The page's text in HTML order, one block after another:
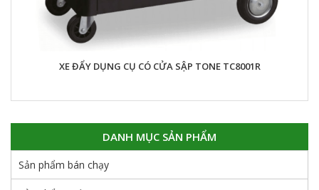
XE ĐẨY DỤNG CỤ CÓ CỬA SẬP TONE TC8001R
DANH MỤC SẢN PHẨM
Sản phẩm bán chạy